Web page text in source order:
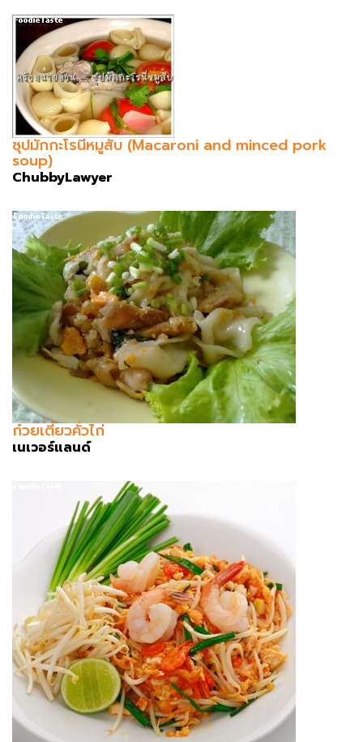
ซุปมักกะโรนีหมูสับ (Macaroni and minced pork
soup)
ChubbyLawyer
ก๋วยเตี๋ยวคั่วไก่
เนเวอร์แลนด์